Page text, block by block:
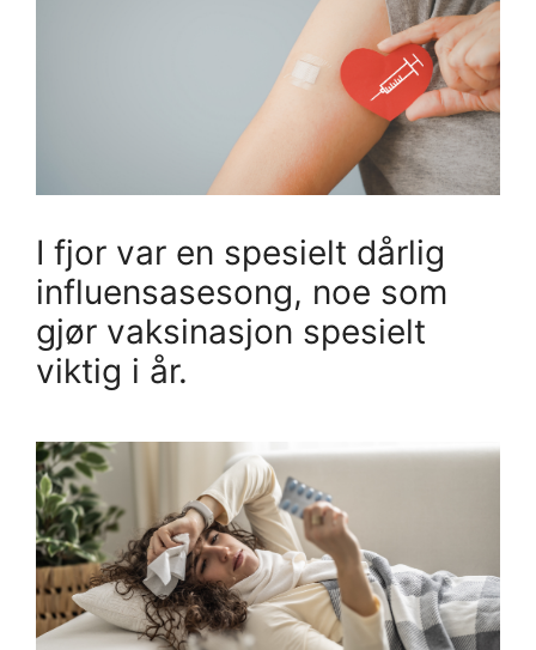
I fjor var en spesielt dårlig
influensasesong, noe som
gjør vaksinasjon spesielt
viktig i år.